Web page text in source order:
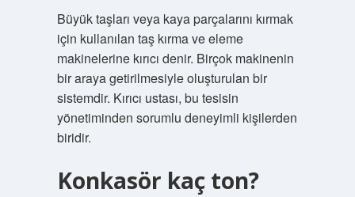
Büyük taşları veya kaya parçalarını kırmak
için kullanılan taş kırma ve eleme
makinelerine kırıcı denir. Birçok makinenin
bir araya getirilmesiyle oluşturulan bir
sistemdir. Kırıcı ustası, bu tesisin
yönetiminden sorumlu deneyimli kişilerden
biridir.
Konkasör kaç ton?